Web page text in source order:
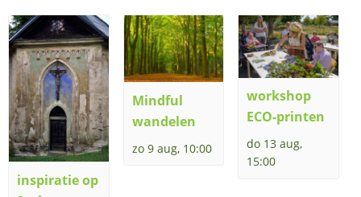
inspiratie op
Mindful
wandelen
zo 9 aug, 10:00
workshop
ECO-printen
do 13 aug,
15:00